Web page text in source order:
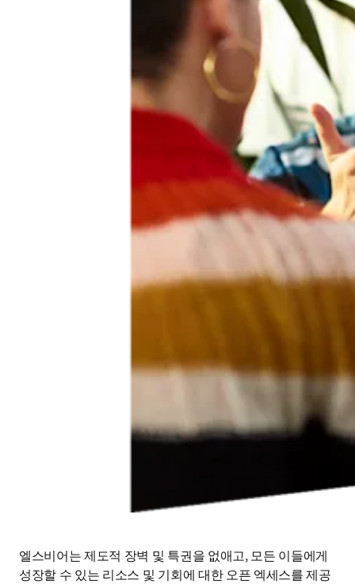
엘스비어는 제도적 장벽 및 특권을 없애고, 모든 이들에게
성장할 수 있는 리소스 및 기회에 대한 오픈 엑세스를 제공